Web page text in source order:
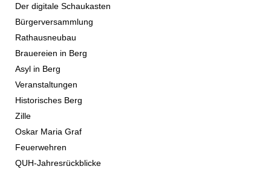
Der digitale Schaukasten
Bürgerversammlung
Rathausneubau
Brauereien in Berg
Asyl in Berg
Veranstaltungen
Historisches Berg
Zille
Oskar Maria Graf
Feuerwehren
QUH-Jahresrückblicke